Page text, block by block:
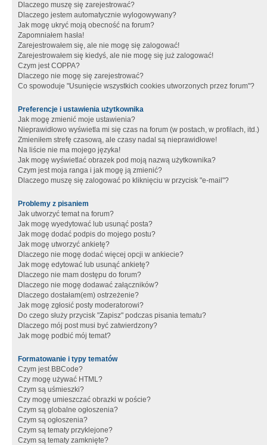
Dlaczego muszę się zarejestrować?
Dlaczego jestem automatycznie wylogowywany?
Jak mogę ukryć moją obecność na forum?
Zapomniałem hasła!
Zarejestrowałem się, ale nie mogę się zalogować!
Zarejestrowałem się kiedyś, ale nie mogę się już zalogować!
Czym jest COPPA?
Dlaczego nie mogę się zarejestrować?
Co spowoduje "Usunięcie wszystkich cookies utworzonych przez forum"?
Preferencje i ustawienia użytkownika
Jak mogę zmienić moje ustawienia?
Nieprawidłowo wyświetla mi się czas na forum (w postach, w profilach, itd.)
Zmieniłem strefę czasową, ale czasy nadal są nieprawidłowe!
Na liście nie ma mojego języka!
Jak mogę wyświetlać obrazek pod moją nazwą użytkownika?
Czym jest moja ranga i jak mogę ją zmienić?
Dlaczego muszę się zalogować po kliknięciu w przycisk "e-mail"?
Problemy z pisaniem
Jak utworzyć temat na forum?
Jak mogę wyedytować lub usunąć posta?
Jak mogę dodać podpis do mojego postu?
Jak mogę utworzyć ankietę?
Dlaczego nie mogę dodać więcej opcji w ankiecie?
Jak mogę edytować lub usunąć ankietę?
Dlaczego nie mam dostępu do forum?
Dlaczego nie mogę dodawać załączników?
Dlaczego dostałam(em) ostrzeżenie?
Jak mogę zgłosić posty moderatorowi?
Do czego służy przycisk "Zapisz" podczas pisania tematu?
Dlaczego mój post musi być zatwierdzony?
Jak mogę podbić mój temat?
Formatowanie i typy tematów
Czym jest BBCode?
Czy mogę używać HTML?
Czym są uśmieszki?
Czy mogę umieszczać obrazki w poście?
Czym są globalne ogłoszenia?
Czym są ogłoszenia?
Czym są tematy przyklejone?
Czym są tematy zamknięte?